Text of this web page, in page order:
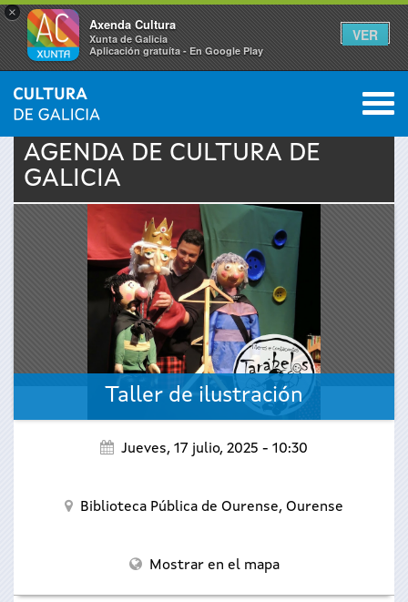
×
Axenda Cultura
Xunta de Galicia
Aplicación gratuíta - En Google Play
VER
Se
encuentra
INICIO › ACTUALIDAD 0
AGENDA DE CULTURA DE
GALICIA
Taller de ilustración
Jueves, 17 julio, 2025 - 10:30
Biblioteca Pública de Ourense, Ourense
Mostrar en el mapa